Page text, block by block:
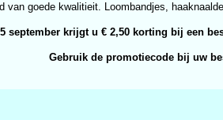
van goede kwalitieit. Loombandjes,
september krijgt u € 2,50 korting bij een
Gebruik de promotiecode bij uw